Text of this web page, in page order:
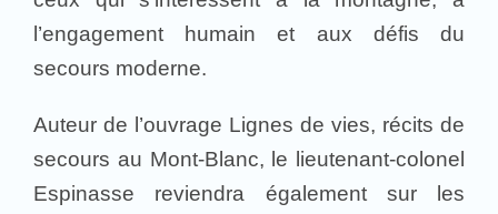
l’engagement humain et aux défis du
secours moderne.
Auteur de l’ouvrage Lignes de vies, récits de
secours au Mont-Blanc, le lieutenant-colonel
Espinasse reviendra également sur les